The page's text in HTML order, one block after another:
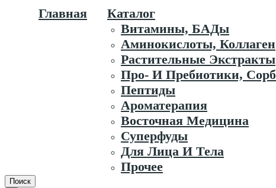
Главная
Каталог
Витамины, БАДы
Аминокислоты, Коллаген
Растительные Экстракты
Про- И Пребиотики,
Пептиды
Ароматерапия
Восточная Медицина
Суперфуды
Для Лица И Тела
Прочее
Поиск